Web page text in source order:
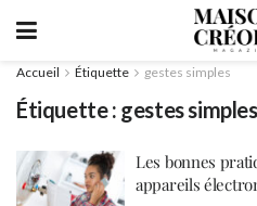
Accueil Étiquette gestes simples
Étiquette : gestes simples
Les bonnes
appareils